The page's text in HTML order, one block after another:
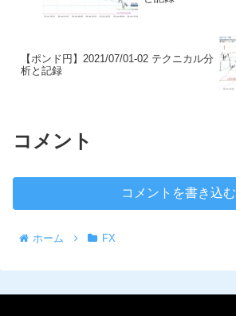
【ポンド円】2021/07/01-02 テクニカル分
析と記録
コメント
コメントを書き込む
ホーム FX